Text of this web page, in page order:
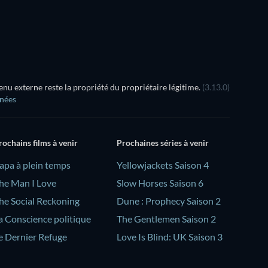
externe reste la propriété du propriétaire légitime. (3.13.0)
films à venir
à plein temps
Man I Love
Social Reckoning
Conscience politique
Dernier Refuge
Prochaines séries à venir
Yellowjackets Saison 4
Slow Horses Saison 6
Dune : Prophecy Saison 2
The Gentlemen Saison 2
Love Is Blind: UK Saison 3